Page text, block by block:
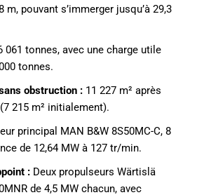
m, pouvant s’immerger jusqu’à 29,3
061 tonnes, avec une charge utile
tonnes.
obstruction : 11 227 m² après
215 m² initialement).
principal MAN B&W 8S50MC-C, 8
de 12,64 MW à 127 tr/min.
: Deux propulseurs Wärtislä
de 4,5 MW chacun, avec